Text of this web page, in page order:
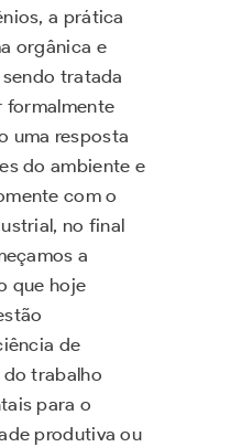
a prática
orgânica e
tratada
formalmente
uma resposta
do ambiente e
com o
no final
a
que hoje
de
trabalho
para o
produtiva ou